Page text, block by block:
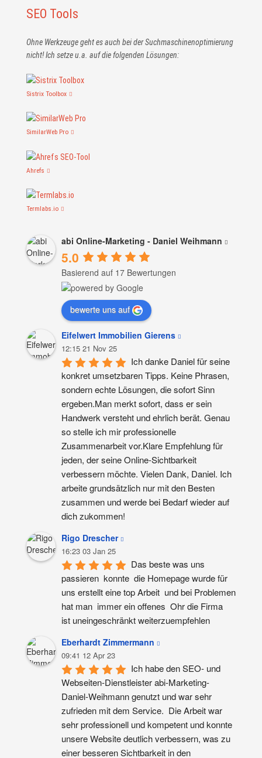
SEO Tools
Ohne Werkzeuge geht es auch bei der Suchmaschinen­optimierung
nicht! Ich setze u.a. auf die folgenden Lösungen:
Sistrix Toolbox
SimilarWeb Pro
Ahrefs
Termlabs.io
abi Online-Marketing - Daniel Weihmann
5.0
Basierend auf 17 Bewertungen
bewerte uns auf
Eifelwert Immobilien Gierens
12:15 21 Nov 25
Ich danke Daniel für seine
konkret umsetzbaren Tipps. Keine Phrasen,
sondern echte Lösungen, die sofort Sinn
ergeben.Man merkt sofort, dass er sein
Handwerk versteht und ehrlich berät. Genau
so stelle ich mir professionelle
Zusammenarbeit vor.Klare Empfehlung für
jeden, der seine Online-Sichtbarkeit
verbessern möchte. Vielen Dank, Daniel. Ich
arbeite grundsätzlich nur mit den Besten
zusammen und werde bei Bedarf wieder auf
dich zukommen!
Rigo Drescher
16:23 03 Jan 25
Das beste was uns
passieren  konnte  die Homepage wurde für
uns erstellt eine top Arbeit  und bei Problemen
hat man  immer ein offenes  Ohr die Firma
ist uneingeschränkt weiterzuempfehlen
Eberhardt Zimmermann
09:41 12 Apr 23
Ich habe den SEO- und
Webseiten-Dienstleister abi-Marketing-
Daniel-Weihmann genutzt und war sehr
zufrieden mit dem Service.  Die Arbeit war
sehr professionell und kompetent und konnte
unsere Website deutlich verbessern, was zu
einer besseren Sichtbarkeit in den